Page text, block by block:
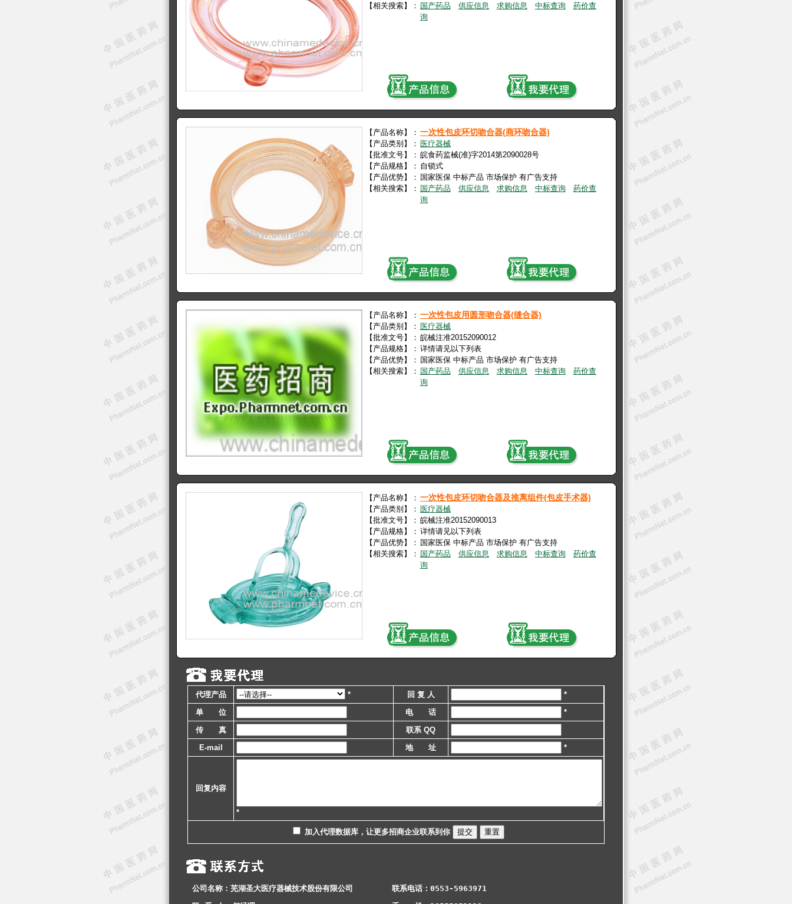
【相关搜索】： 国产药品 供应信息 求购信息 中标查询
药价查
询
【产品名称】： 一次性包皮环切吻合器(商环吻合器)
【产品类别】： 医疗器械
【批准文号】： 皖食药监械(准)字2014第2090028号
【产品规格】： 自锁式
【产品优势】： 国家医保 中标产品 市场保护 有广告支持
【相关搜索】： 国产药品 供应信息 求购信息 中标查询
药价查
询
【产品名称】： 一次性包皮用圆形吻合器(缝合器)
【产品类别】： 医疗器械
【批准文号】： 皖械注准20152090012
【产品规格】： 详情请见以下列表
【产品优势】： 国家医保 中标产品 市场保护 有广告支持
【相关搜索】： 国产药品 供应信息 求购信息 中标查询
药价查
询
【产品名称】： 一次性包皮环切吻合器及推离组件(包皮手术器)
【产品类别】： 医疗器械
【批准文号】： 皖械注准20152090013
【产品规格】： 详情请见以下列表
【产品优势】： 国家医保 中标产品 市场保护 有广告支持
【相关搜索】： 国产药品 供应信息 求购信息 中标查询
药价查
询
代理产品 * 回 复 人
*
单 位
电 话
*
传 真
联系 QQ
E-mail
地 址 *
回复内容
*
加入代理数据库，让更多招商企业联系到你
公司名称：芜湖圣大医疗器械技术股份有限公司
联系电话：0553-5963971